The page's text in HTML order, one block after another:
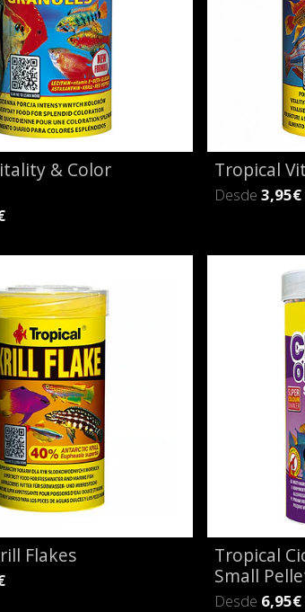
& Color
Tropical
Desde 3,95€
Flakes
Tropical
Small
Desde 6,95€